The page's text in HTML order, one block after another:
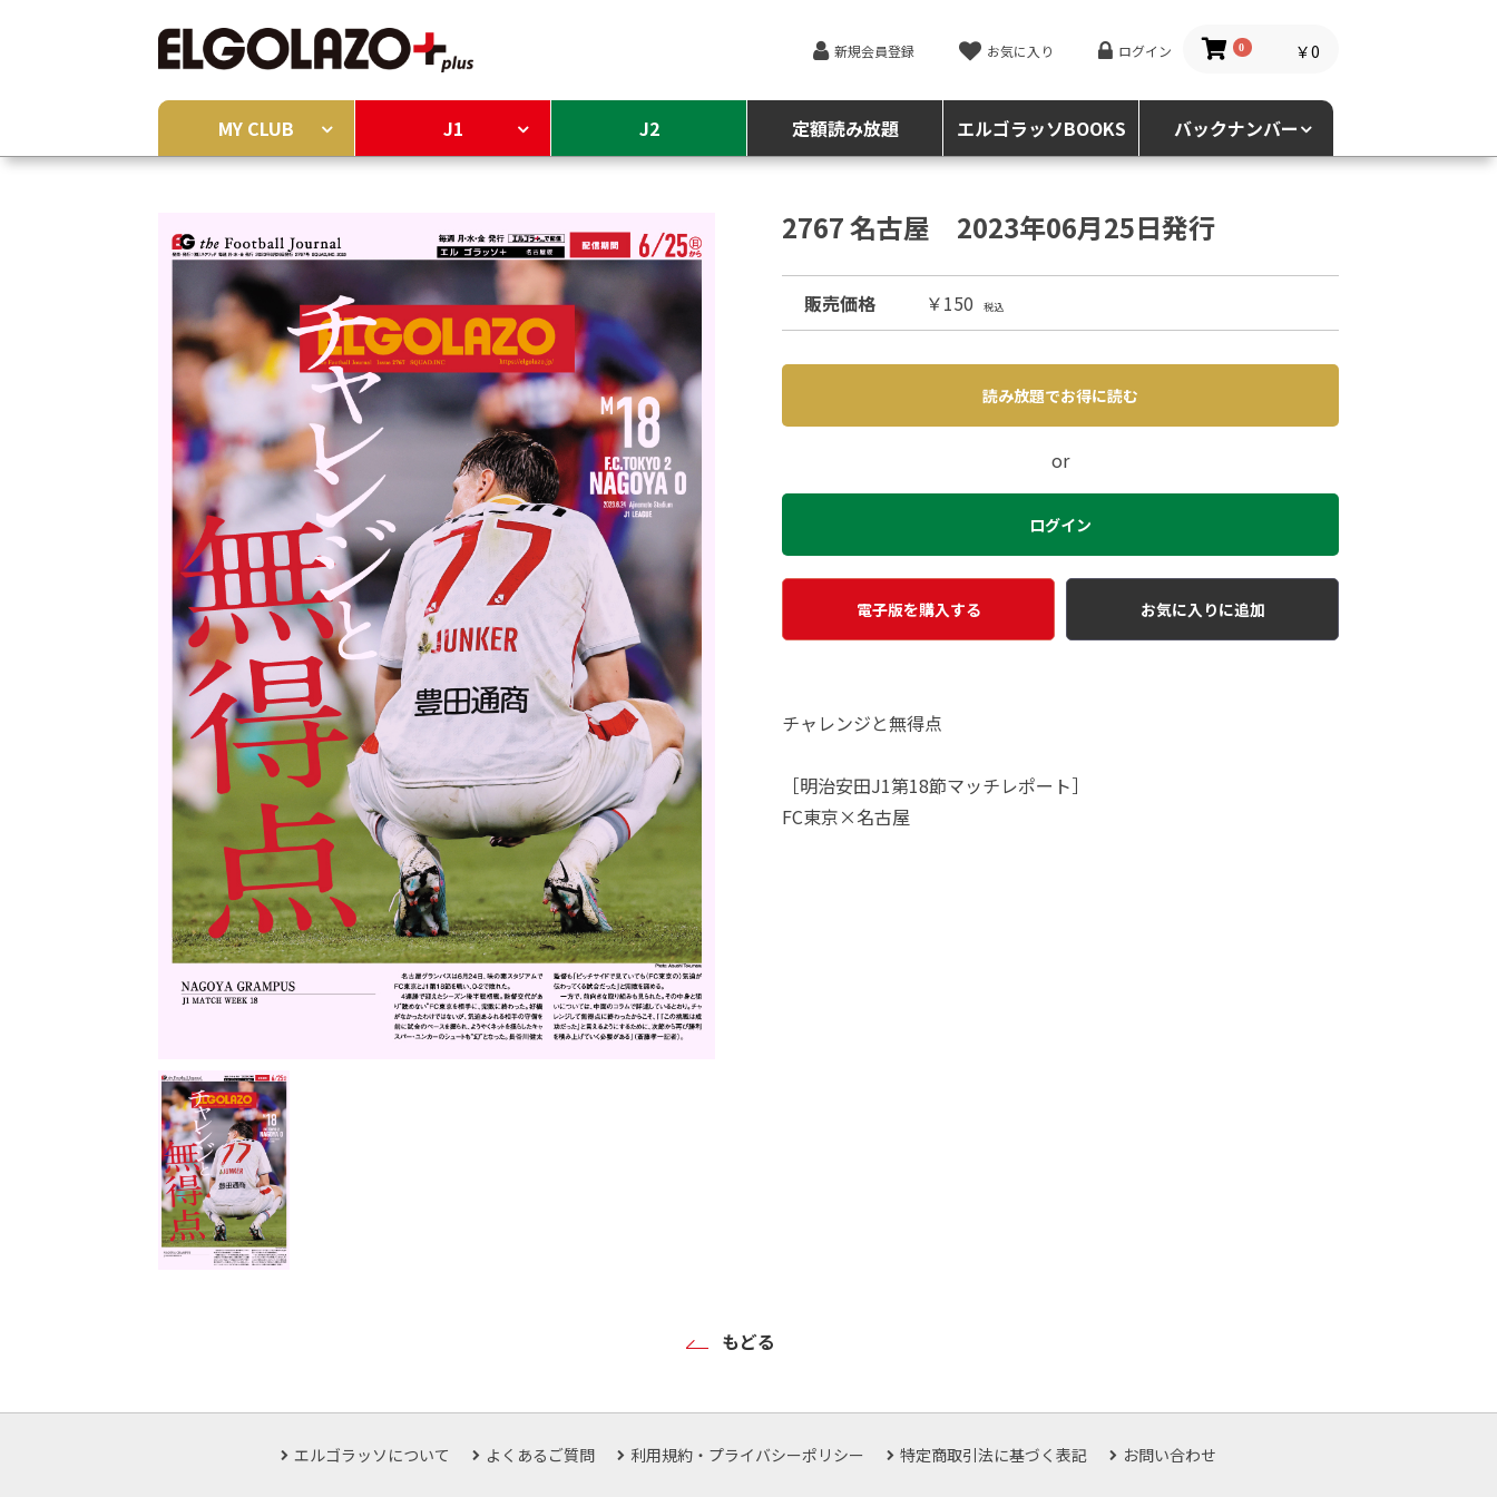
新規会員登録 お気に入り ログイン 0 ￥0
MY CLUB J1 J2 定額読み放題 エルゴラッソBOOKS バックナンバー
2767 名古屋 2023年06月25日発行
販売価格 ￥150 税込
読み放題でお得に読む
or
ログイン
電子版を購入する お気に入りに追加
チャレンジと無得点
［明治安田J1第18節マッチレポート］
FC東京×名古屋
もどる
エルゴラッソについて よくあるご質問 利用規約・プライバシーポリシー 特定商取引法に基づく表記 お問い合わせ